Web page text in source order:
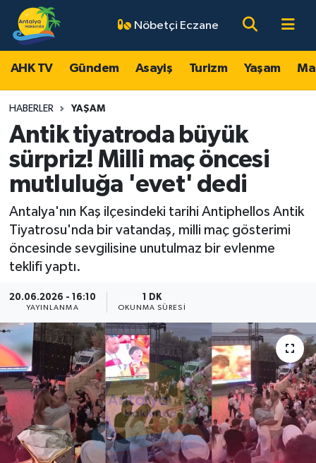
Nöbetçi Eczane
AHK TV Gündem Asayiş Turizm Yaşam
HABERLER YAŞAM
Antik tiyatroda büyük
sürpriz! Milli maç öncesi
mutluluğa 'evet' dedi
Antalya'nın Kaş ilçesindeki tarihi Antiphellos Antik
Tiyatrosu'nda bir vatandaş, milli maç gösterimi
öncesinde sevgilisine unutulmaz bir evlenme
teklifi yaptı.
20.06.2026 - 16:10
YAYINLANMA
1 DK
OKUNMA SÜRESI
AHK TV
Gündem
Asayiş
Turizm
Magazin
Ekonomi
Spor
Dünya
Resmi Reklamlar
Antalya Nöbetçi Eczaneler
Antalya Hava Durumu
Antalya Namaz Vakitleri
Antalya Trafik Yoğunluk Haritası
Süper Lig Puan Durumu ve Fikstür
Tüm Manşetler
Son Dakika Haberleri
Haber Arşivi